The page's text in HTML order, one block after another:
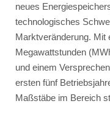
neues
technologisches
Marktveränderung. Mit
Megawattstunden
und einem
ersten fünf
Maßstäbe im Bereich